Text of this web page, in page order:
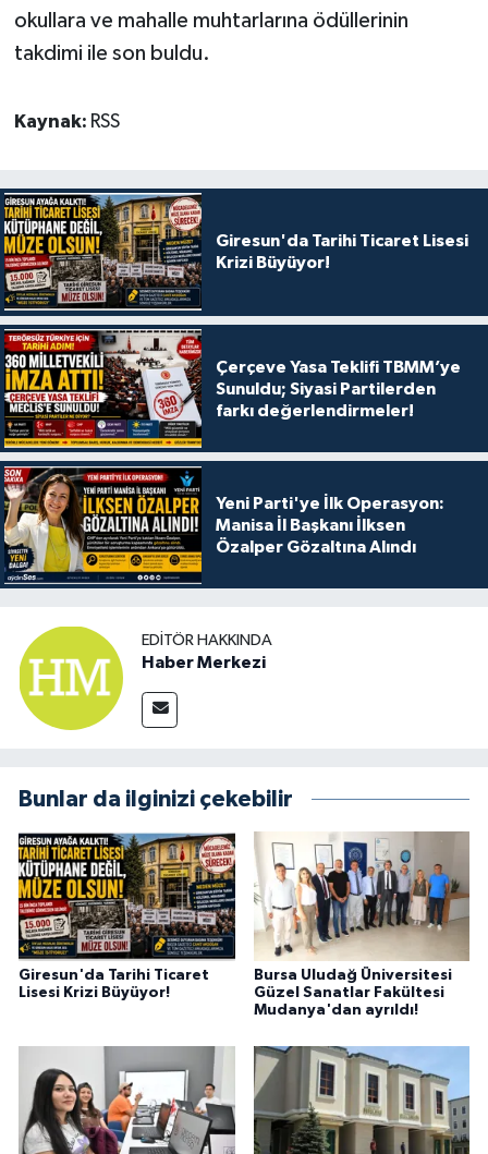
okullara ve mahalle muhtarlarına ödüllerinin
takdimi ile son buldu.
Kaynak: RSS
Giresun'da Tarihi Ticaret Lisesi
Krizi Büyüyor!
Çerçeve Yasa Teklifi TBMM’ye
Sunuldu; Siyasi Partilerden
farkı değerlendirmeler!
Yeni Parti'ye İlk Operasyon:
Manisa İl Başkanı İlksen
Özalper Gözaltına Alındı
EDITÖR HAKKINDA
Haber Merkezi
Bunlar da ilginizi çekebilir
Giresun'da Tarihi Ticaret
Lisesi Krizi Büyüyor!
Bursa Uludağ Üniversitesi
Güzel Sanatlar Fakültesi
Mudanya'dan ayrıldı!